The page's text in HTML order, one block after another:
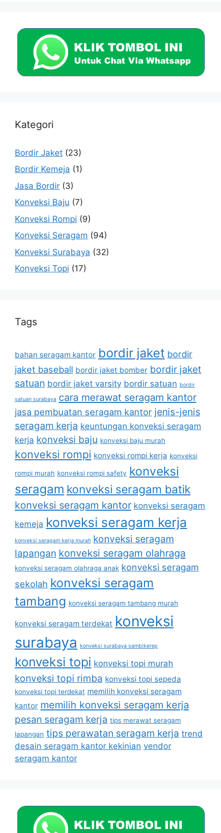
Kategori
Bordir Jaket (23)
Bordir Kemeja (1)
Jasa Bordir (3)
Konveksi Baju (7)
Konveksi Rompi (9)
Konveksi Seragam (94)
Konveksi Surabaya (32)
Konveksi Topi (17)
Tags
bahan seragam kantor bordir jaket bordir
jaket baseball bordir jaket bomber bordir jaket
satuan bordir jaket varsity bordir satuan bordir
satuan surabaya cara merawat seragam kantor
jasa pembuatan seragam kantor jenis-jenis
seragam kerja keuntungan konveksi seragam
kerja konveksi baju konveksi baju murah
konveksi rompi konveksi rompi kerja konveksi
rompi murah konveksi rompi safety konveksi
seragam konveksi seragam batik
konveksi seragam kantor konveksi seragam
kemeja konveksi seragam kerja
konveksi seragam kerja murah konveksi seragam
lapangan konveksi seragam olahraga
konveksi seragam olahraga anak konveksi seragam
sekolah konveksi seragam
tambang konveksi seragam tambang murah
konveksi seragam terdekat konveksi
surabaya
konveksi surabaya sambikerep
konveksi topi konveksi topi murah
konveksi topi rimba konveksi topi sepeda
konveksi topi terdekat memilih konveksi seragam
kantor memilih konveksi seragam kerja
pesan seragam kerja tips merawat seragam
lapangan tips perawatan seragam kerja trend
desain seragam kantor kekinian vendor
seragam kantor